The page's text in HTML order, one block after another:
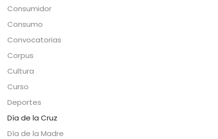
Consumidor
Consumo
Convocatorias
Corpus
Cultura
Curso
Deportes
Día de la Cruz
Día de la Madre